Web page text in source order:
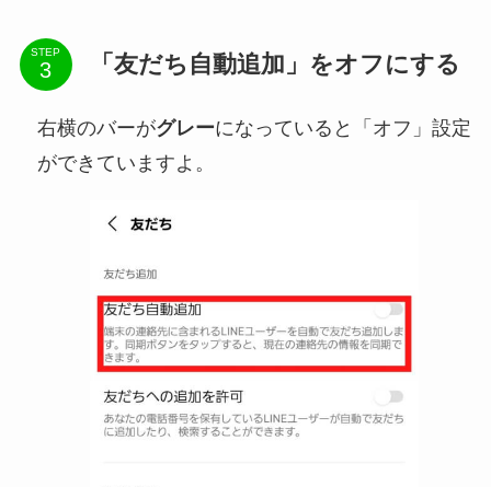
STEP 「友だち自動追加」をオフにする
右横のバーがグレーになっていると「オフ」設定
ができていますよ。